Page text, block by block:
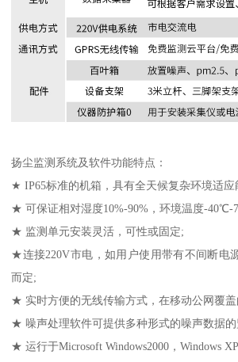
扬尘监测系统及软件功能特点：
★ IP65标准的机箱，具有全天候复杂环境适应
★ 可保证相对湿度10%-90%，环境温度-40℃-
★ 监测单元安装灵活，可性或固定;
★连接220V市电，如用户使用带有不间断电
而定;
★ 实时方便的无线传输方式，在移动公网覆
★ 噪声处理软件可提供多种形式的噪声数据的
★ 运行于Microsoft Windows2000，Windows